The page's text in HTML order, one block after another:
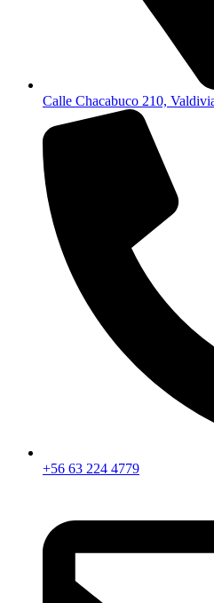
Calle Chacabuco 210,
+56 63 224 4779